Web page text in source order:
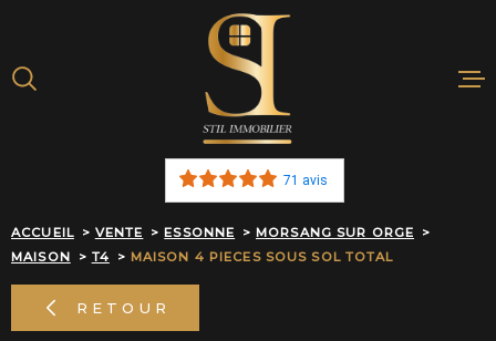
recherche
principal
ESTIMATION
71 avis
ACCUEIL VENTE ESSONNE
MORSANG SUR ORGE
MAISON
T4 MAISON 4 PIECES SOUS SOL TOTAL
RETOUR